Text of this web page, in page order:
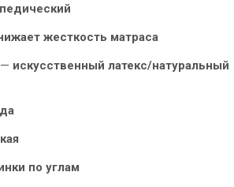
жесткость матраса
искусственный латекс/натуральный
по углам